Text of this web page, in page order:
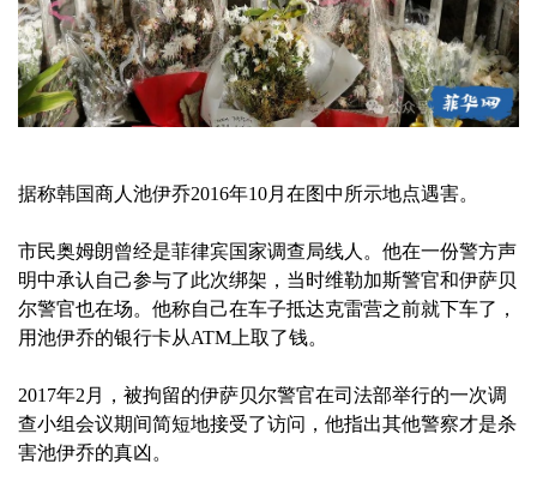
据称韩国商人池伊乔2016年10月在图中所示地点遇害。
市民奥姆朗曾经是菲律宾国家调查局线人。他在一份警方声
明中承认自己参与了此次绑架，当时维勒加斯警官和伊萨贝
尔警官也在场。他称自己在车子抵达克雷营之前就下车了，
用池伊乔的银行卡从ATM上取了钱。
2017年2月，被拘留的伊萨贝尔警官在司法部举行的一次调
查小组会议期间简短地接受了访问，他指出其他警察才是杀
害池伊乔的真凶。